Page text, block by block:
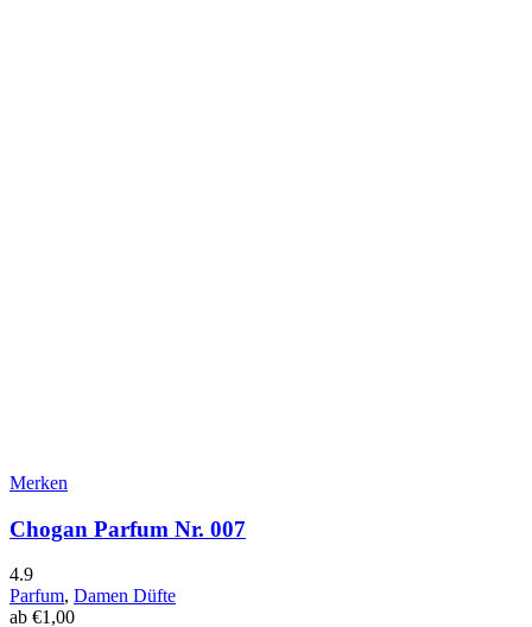
Merken
Chogan Parfum Nr. 007
4.9
Parfum, Damen Düfte
ab €1,00